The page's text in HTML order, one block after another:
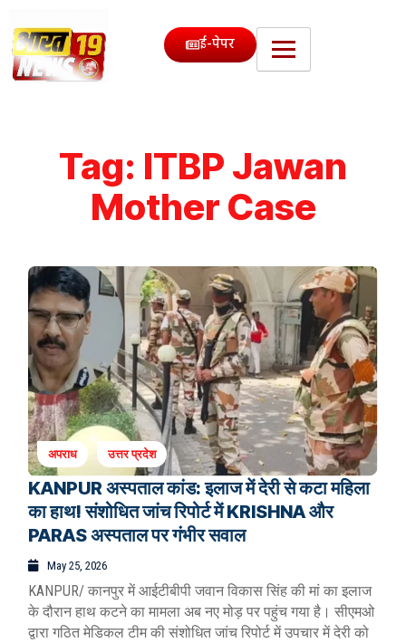
ई-पेपर
Tag: ITBP Jawan
Mother Case
अपराध उत्तर प्रदेश
KANPUR अस्पताल कांड: इलाज में देरी से कटा महिला
का हाथ! संशोधित जांच रिपोर्ट में KRISHNA और
PARAS अस्पताल पर गंभीर सवाल
May 25, 2026
KANPUR/ कानपुर में आईटीबीपी जवान विकास सिंह की मां का इलाज
के दौरान हाथ कटने का मामला अब नए मोड़ पर पहुंच गया है। सीएमओ
द्वारा गठित मेडिकल टीम की संशोधित जांच रिपोर्ट में उपचार में देरी को